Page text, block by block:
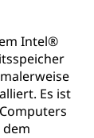
Intel®
Es ist